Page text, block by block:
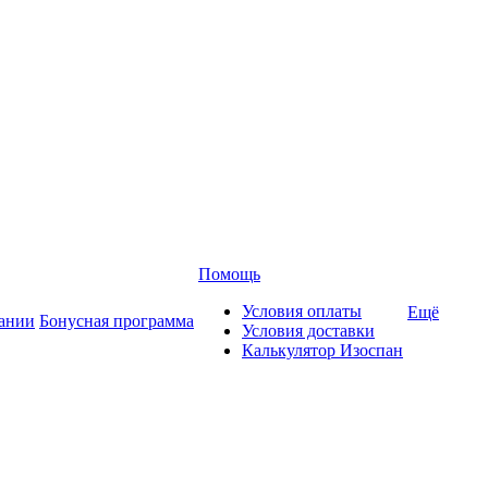
Бонусная программа
Помощь
Условия оплаты
Условия доставки
Калькулятор Изоспан
Ещё